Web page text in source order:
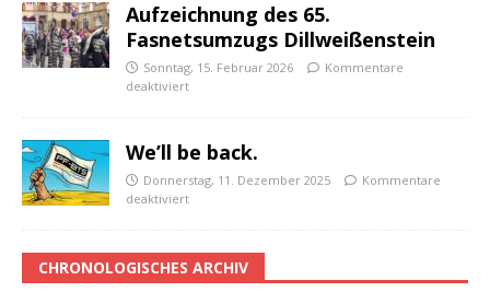
Aufzeichnung des 65.
Fasnetsumzugs Dillweißenstein
Sonntag, 15. Februar 2026
Kommentare
deaktiviert
We’ll be back.
Donnerstag, 11. Dezember 2025
Kommentare
deaktiviert
CHRONOLOGISCHES ARCHIV